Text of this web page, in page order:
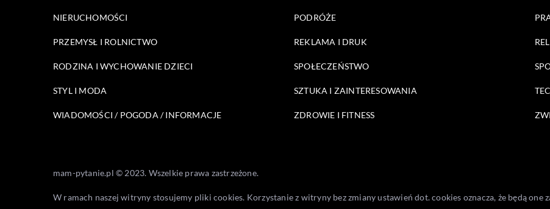
NIERUCHOMOŚCI PODRÓŻE
PRZEMYSŁ I ROLNICTWO REKLAMA I DRUK
RODZINA I WYCHOWANIE DZIECI SPOŁECZEŃSTWO
STYL I MODA SZTUKA I ZAINTERESOWANIA
WIADOMOŚCI / POGODA / INFORMACJE ZDROWIE I FITNESS
mam-pytanie.pl © 2023. Wszelkie prawa zastrzeżone.
W ramach naszej witryny stosujemy pliki cookies. Korzystanie z witryny bez zmiany ustawień dot. cookies oznacza, że będą one